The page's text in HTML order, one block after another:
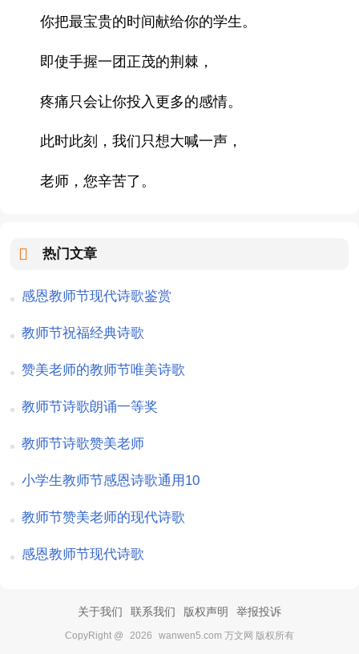
你把最宝贵的时间献给你的学生。
即使手握一团正茂的荆棘，
疼痛只会让你投入更多的感情。
此时此刻，我们只想大喊一声，
老师，您辛苦了。
热门文章
感恩教师节现代诗歌鉴赏
教师节祝福经典诗歌
赞美老师的教师节唯美诗歌
教师节诗歌朗诵一等奖
教师节诗歌赞美老师
小学生教师节感恩诗歌通用10
教师节赞美老师的现代诗歌
感恩教师节现代诗歌
关于我们 联系我们 版权声明 举报投诉
CopyRight @ 2026 wanwen5.com 万文网 版权所有